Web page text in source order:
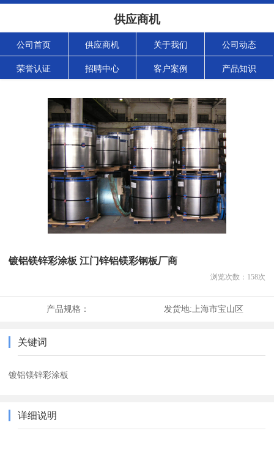
供应商机
公司首页 供应商机 关于我们 公司动态
荣誉认证 招聘中心 客户案例 产品知识
镀铝镁锌彩涂板 江门锌铝镁彩钢板厂商
浏览次数： 158次
产品规格： 发货地: 上海市宝山区
关键词
镀铝镁锌彩涂板
详细说明